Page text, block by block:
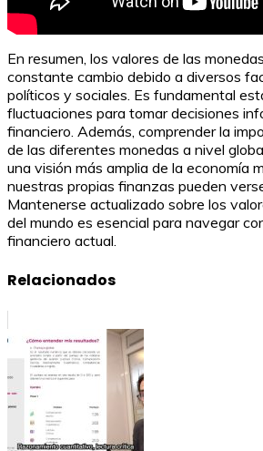
En resumen, los valores de las
constante cambio debido a diversos
políticos y sociales. Es fundamental
fluctuaciones para tomar decisiones
financiero. Además, comprender la
de las diferentes monedas a nivel
una visión más amplia de la economía
nuestras propias finanzas pueden
Mantenerse actualizado sobre los
del mundo es esencial para navegar
financiero actual.
Relacionados